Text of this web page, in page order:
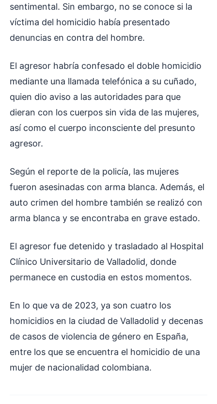
sentimental. Sin embargo, no se conoce si la
víctima del homicidio había presentado
denuncias en contra del hombre.
El agresor habría confesado el doble homicidio
mediante una llamada telefónica a su cuñado,
quien dio aviso a las autoridades para que
dieran con los cuerpos sin vida de las mujeres,
así como el cuerpo inconsciente del presunto
agresor.
Según el reporte de la policía, las mujeres
fueron asesinadas con arma blanca. Además, el
auto crimen del hombre también se realizó con
arma blanca y se encontraba en grave estado.
El agresor fue detenido y trasladado al Hospital
Clínico Universitario de Valladolid, donde
permanece en custodia en estos momentos.
En lo que va de 2023, ya son cuatro los
homicidios en la ciudad de Valladolid y decenas
de casos de violencia de género en España,
entre los que se encuentra el homicidio de una
mujer de nacionalidad colombiana.